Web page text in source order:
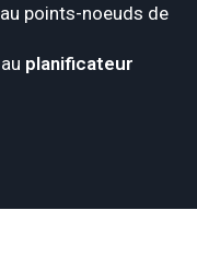
points-noeuds de
planificateur